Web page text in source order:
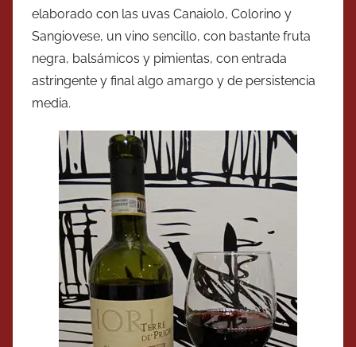
elaborado con las uvas Canaiolo, Colorino y
Sangiovese, un vino sencillo, con bastante fruta
negra, balsámicos y pimientas, con entrada
astringente y final algo amargo y de persistencia
media.